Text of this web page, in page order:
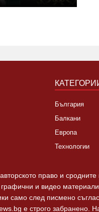
България
Балкани
Европа
Технологии
право и
и видео
само след писмено
е строго забранено.